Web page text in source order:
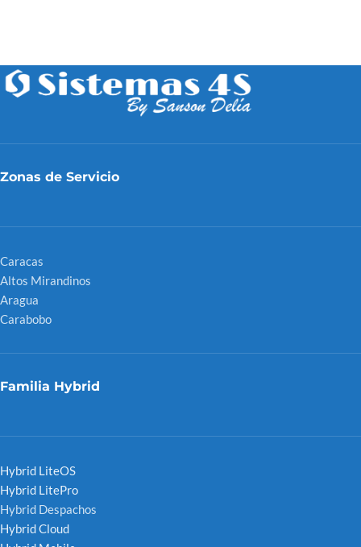
Zonas de Servicio
Caracas
Altos Mirandinos
Aragua
Carabobo
Familia Hybrid
Hybrid LiteOS
Hybrid LitePro
Hybrid Despachos
Hybrid Cloud